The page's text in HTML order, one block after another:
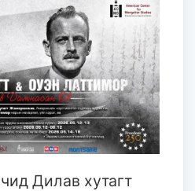
Дилав хутагт